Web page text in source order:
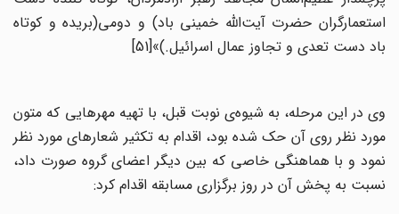
استعمارگران حضرت آیت‌الله خمینی باد) و دومی(بریده و کوتاه
باد دست تعدی و تجاوز عمال اسرائیل.)»[51]
وی در این مرحله، به شیوه‌ی نوبت قبل، با تهیه مهرهایی که متون
مورد نظر روی آن حک شده بود، اقدام به تکثیر شعارهای مورد نظر
نمود و با هماهنگی خاصی که بین دیگر اعضای گروه صورت داد،
نسبت به پخش آن در روز برگزاری مسابقه اقدام کرد: